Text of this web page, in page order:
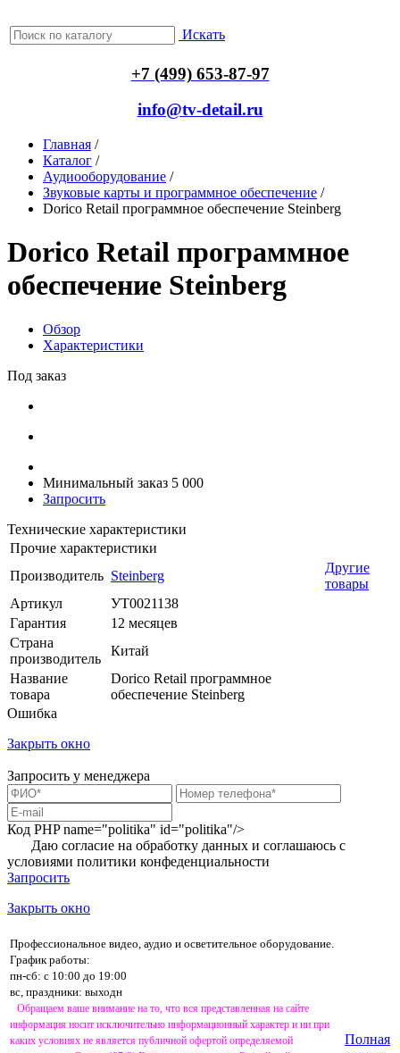
Искать
+7 (499) 653-87-97
info@tv-detail.ru
Главная /
Каталог /
Аудиооборудование /
Звуковые карты и программное обеспечение /
Dorico Retail программное обеспечение Steinberg
Dorico Retail программное
обеспечение Steinberg
Обзор
Характеристики
Под заказ
Минимальный заказ 5 000
Запросить
Технические характеристики
Прочие характеристики
Производитель Steinberg
Другие
товары
Артикул
УТ0021138
Гарантия
12 месяцев
Страна
производитель
Китай
Название
товара
Dorico Retail программное
обеспечение Steinberg
Ошибка
Закрыть окно
Запросить у менеджера
Код PHPname="politika" id="politika"/>
Даю согласие на обработку данных и соглашаюсь с
условиями политики конфеденциальности
Запросить
Закрыть окно
Профессиональное видео, аудио и осветительное оборудование.
График работы:
пн-сб: с 10:00 до 19:00
вс, праздники: выходн
Обращаем ваше внимание на то, что вся представленная на сайте
информация носит исключительно информационный характер и ни при
каких условиях не является публичной офертой определяемой
Полная